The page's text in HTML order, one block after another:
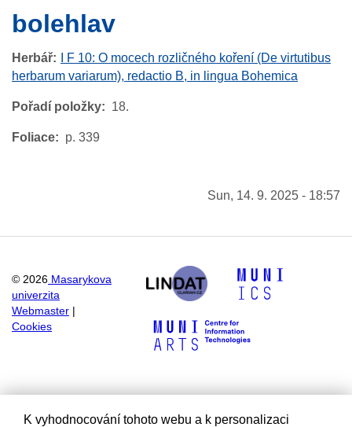
bolehlav
Herbář
I F 10: O mocech rozličného koření (De virtutibus
herbarum variarum), redactio B, in lingua Bohemica
Pořadí položky 18.
Foliace p. 339
Sun, 14. 9. 2025 - 18:57
© 2026 Masarykova
univerzita
Webmaster
Cookies
K vyhodnocování tohoto webu a k personalizaci